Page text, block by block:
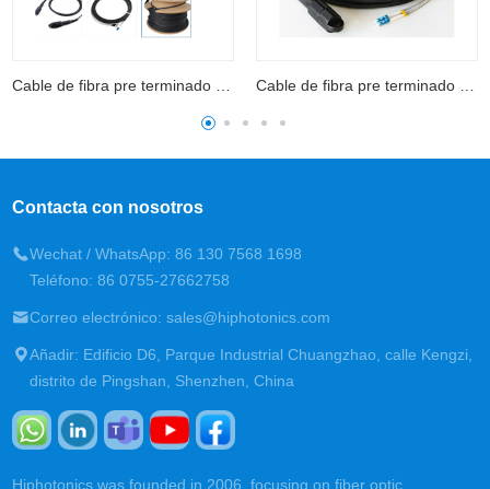
Cable de fibra pre terminado Patchcord al aire libre Cable de fibra pre terminado Patchcord al aire libre
Contacta con nosotros
Wechat / WhatsApp: 86 130 7568 1698
Teléfono: 86 0755-27662758
Correo electrónico: sales@hiphotonics.com
Añadir: Edificio D6, Parque Industrial Chuangzhao, calle Kengzi,
distrito de Pingshan, Shenzhen, China
Hiphotonics was founded in 2006, focusing on fiber optic